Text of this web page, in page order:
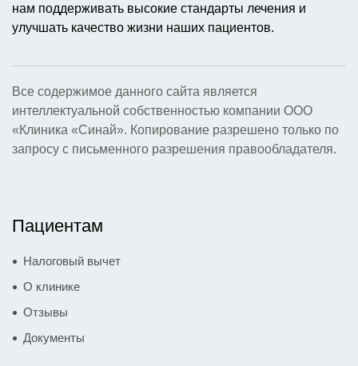
нам поддерживать высокие стандарты лечения и
улучшать качество жизни наших пациентов.
Все содержимое данного сайта является
интеллектуальной собственностью компании ООО
«Клиника «Синай». Копирование разрешено только по
запросу с письменного разрешения правообладателя.
Пациентам
Налоговый вычет
О клинике
Отзывы
Документы